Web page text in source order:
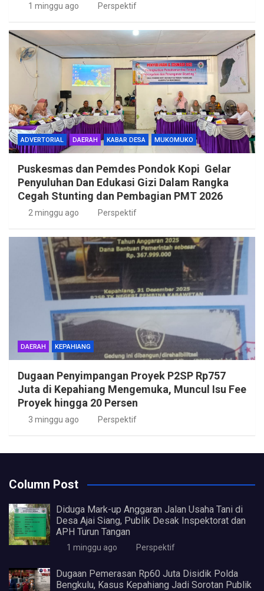
1 minggu ago Perspektif
ADVERTORIAL DAERAH KABAR DESA MUKOMUKO
Puskesmas dan Pemdes Pondok Kopi Gelar
Penyuluhan Dan Edukasi Gizi Dalam Rangka
Cegah Stunting dan Pembagian PMT 2026
2 minggu ago Perspektif
DAERAH KEPAHIANG
Dugaan Penyimpangan Proyek P2SP Rp757
Juta di Kepahiang Mengemuka, Muncul Isu Fee
Proyek hingga 20 Persen
3 minggu ago Perspektif
Column Post
Diduga Mark-up Anggaran Jalan Usaha Tani di
Desa Ajai Siang, Publik Desak Inspektorat dan
APH Turun Tangan
1 minggu ago Perspektif
Dugaan Pemerasan Rp60 Juta Disidik Polda
Bengkulu, Kasus Kepahiang Jadi Sorotan Publik